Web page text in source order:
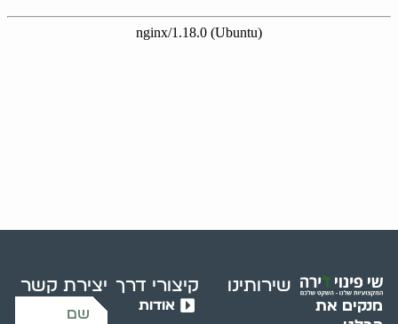
מנקים את
שירותינו קיצורי דרך
אודות
יצירת קשר